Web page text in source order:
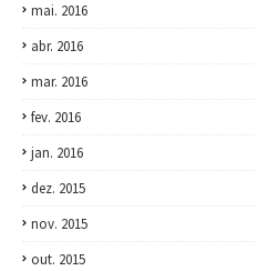
mai. 2016
abr. 2016
mar. 2016
fev. 2016
jan. 2016
dez. 2015
nov. 2015
out. 2015